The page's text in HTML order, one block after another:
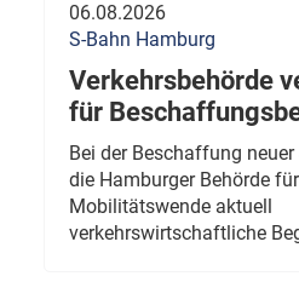
06.08.2026
S-Bahn Hamburg
Verkehrsbehörde
für
Bei der Beschaffung
die Hamburger Behörde
Mobilitätswende aktuell
verkehrswirtschaftliche